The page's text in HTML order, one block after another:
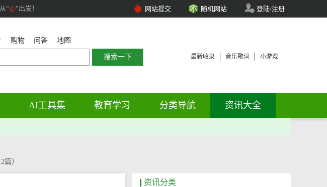
“心”出发！ 网站提交 随机网站 登陆/注册
购物 问答 地图
最新收录 音乐歌词 小游戏
AI工具集 教育学习 分类导航 资讯大全
）
资讯分类